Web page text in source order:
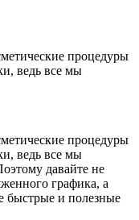
ведь все мы
процедуры
ведь все мы
давайте не
графика, а
быстрые и полезные